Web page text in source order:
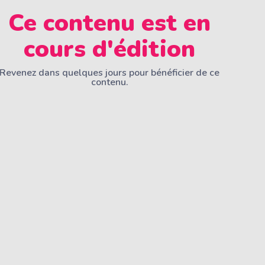
Ce contenu est en
cours d'édition
Revenez dans quelques jours pour bénéficier de ce
contenu.